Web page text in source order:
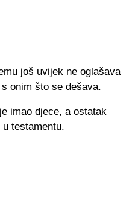
još uvijek ne oglašava
onim što se dešava.
imao djece, a ostatak
testamentu.